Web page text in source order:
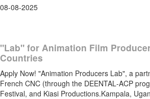
08-08-2025
"Lab" for Animation Film
Countries
Apply Now! "Animation Producers Lab", a
French CNC (through the DEENTAL‑ACP
Festival, and Kiasi Productions.Kampala,